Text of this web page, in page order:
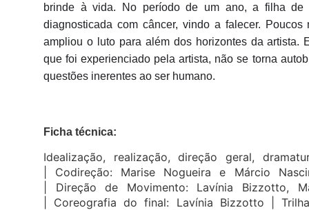
brinde à vida. No período de um ano, a filha
diagnosticada com câncer, vindo a falecer.
ampliou o luto para além dos horizontes da artista.
que foi experienciado pela artista, não se torna
questões inerentes ao ser humano.
Ficha técnica:
Idealização, realização, direção geral,
Codireção: Marise Nogueira e Márcio
Direção de Movimento: Lavínia Bizzotto,
Coreografia do final: Lavínia Bizzotto |